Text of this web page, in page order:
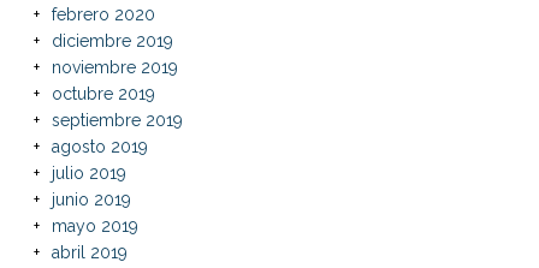
febrero 2020
diciembre 2019
noviembre 2019
octubre 2019
septiembre 2019
agosto 2019
julio 2019
junio 2019
mayo 2019
abril 2019